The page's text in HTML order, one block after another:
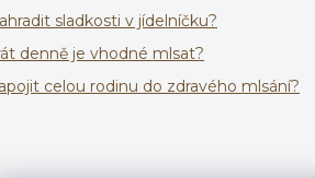
sladkosti v jídelníčku?
denně je vhodné mlsat?
celou rodinu do zdravého mlsání?